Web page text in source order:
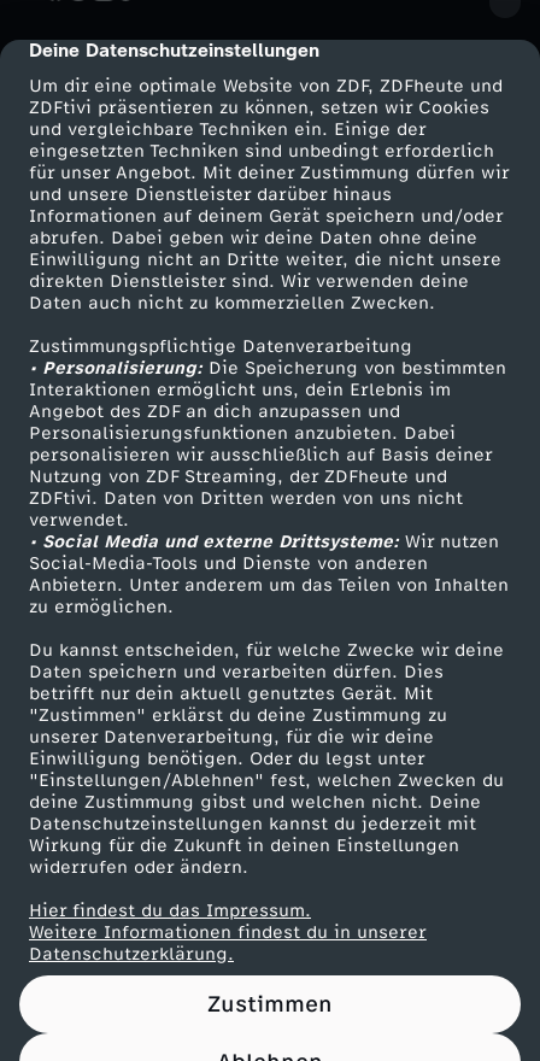
cmp-dialog-description
Deine Datenschutzeinstellungen
Um dir eine optimale Website von ZDF, ZDFheute und
ZDFtivi präsentieren zu können, setzen wir Cookies
und vergleichbare Techniken ein. Einige der
eingesetzten Techniken sind unbedingt erforderlich
für unser Angebot. Mit deiner Zustimmung dürfen wir
und unsere Dienstleister darüber hinaus
Informationen auf deinem Gerät speichern und/oder
abrufen. Dabei geben wir deine Daten ohne deine
Einwilligung nicht an Dritte weiter, die nicht unsere
direkten Dienstleister sind. Wir verwenden deine
Daten auch nicht zu kommerziellen Zwecken.
Zustimmungspflichtige Datenverarbeitung
• Personalisierung:Die Speicherung von bestimmten
Interaktionen ermöglicht uns, dein Erlebnis im
Angebot des ZDF an dich anzupassen und
Personalisierungsfunktionen anzubieten. Dabei
personalisieren wir ausschließlich auf Basis deiner
Nutzung von ZDF Streaming, der ZDFheute und
ZDFtivi. Daten von Dritten werden von uns nicht
verwendet.
• Social Media und externe Drittsysteme:Wir nutzen
Social-Media-Tools und Dienste von anderen
Anbietern. Unter anderem um das Teilen von Inhalten
zu ermöglichen.
Du kannst entscheiden, für welche Zwecke wir deine
Daten speichern und verarbeiten dürfen. Dies
betrifft nur dein aktuell genutztes Gerät. Mit
"Zustimmen" erklärst du deine Zustimmung zu
unserer Datenverarbeitung, für die wir deine
Einwilligung benötigen. Oder du legst unter
"Einstellungen/Ablehnen" fest, welchen Zwecken du
deine Zustimmung gibst und welchen nicht. Deine
Datenschutzeinstellungen kannst du jederzeit mit
Wirkung für die Zukunft in deinen Einstellungen
widerrufen oder ändern.
Hier findest du das Impressum.
Weitere Informationen findest du in unserer
Datenschutzerklärung.
Zustimmen
n
p
r
o
v
o
z
i
e
r
t
d
i
e
N
A
T
Mehr ZDF
ZDF-Apps
Smart TV
ZDFtext
Livestreams
Sendungen A-Z
TV-Programm
Service
ZDFmitreden
Kontakt zum ZDF
Tickets
Zuschauerservice
Hilfe
ZDF Unternehmen
Karriere
ZDF goes Schule
Werbefernsehen
Mainzelmännchen
Partner